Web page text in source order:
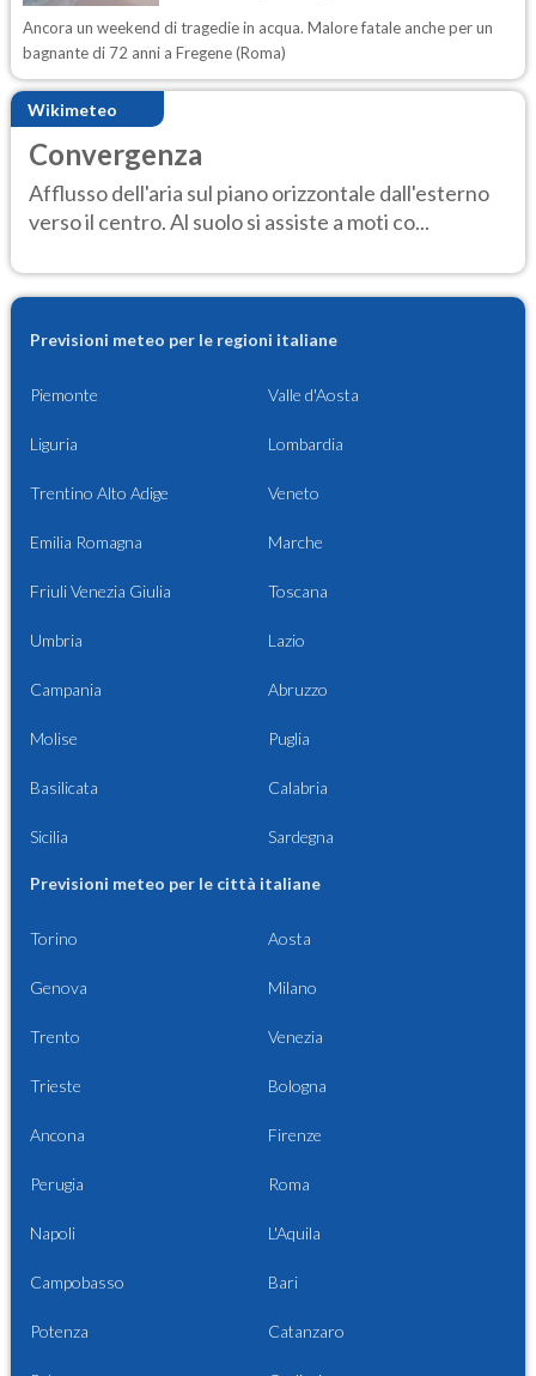
Ancora un weekend di tragedie in acqua. Malore fatale anche per un
bagnante di 72 anni a Fregene (Roma)
Wikimeteo
Convergenza
Afflusso dell'aria sul piano orizzontale dall'esterno
verso il centro. Al suolo si assiste a moti co...
Previsioni meteo per le regioni italiane
Piemonte Valle d'Aosta
Liguria Lombardia
Trentino Alto Adige Veneto
Emilia Romagna Marche
Friuli Venezia Giulia Toscana
Umbria Lazio
Campania Abruzzo
Molise Puglia
Basilicata Calabria
Sicilia Sardegna
Previsioni meteo per le città italiane
Torino Aosta
Genova Milano
Trento Venezia
Trieste Bologna
Ancona Firenze
Perugia Roma
Napoli L'Aquila
Campobasso Bari
Potenza Catanzaro